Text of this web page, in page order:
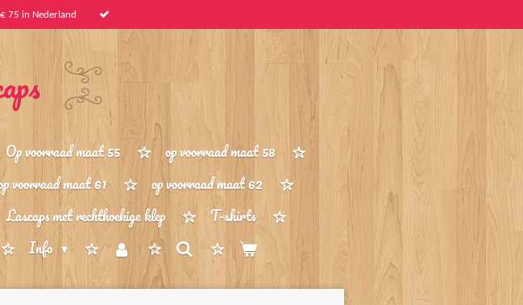
75 in Nederland
Op voorraad maat 55
op voorraad maat 58
voorraad maat 61
op voorraad maat 62
Lascaps met rechthoekige klep
T-shirts
Info